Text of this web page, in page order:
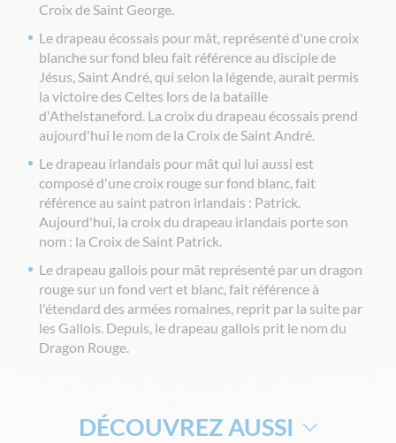
Croix de Saint George.
Ledrapeau écossais pour mât, représenté d'une croix
blanche sur fond bleu fait référence au disciple de
Jésus, Saint André, qui selon la légende, aurait permis
la victoire des Celtes lors de la bataille
d'Athelstaneford. La croix du drapeau écossais prend
aujourd'hui le nom de la Croix de Saint André.
Ledrapeau irlandais pour mâtqui lui aussi est
composé d'une croix rouge sur fond blanc, fait
référence au saint patron irlandais : Patrick.
Aujourd'hui, la croix du drapeau irlandais porte son
nom : la Croix de Saint Patrick.
Ledrapeau gallois pour mât représenté par un dragon
rouge sur un fond vert et blanc, fait référence à
l'étendard des armées romaines, reprit par la suite par
les Gallois. Depuis, le drapeau gallois prit le nom du
Dragon Rouge.
DÉCOUVREZ AUSSI